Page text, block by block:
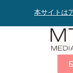
本サイトは